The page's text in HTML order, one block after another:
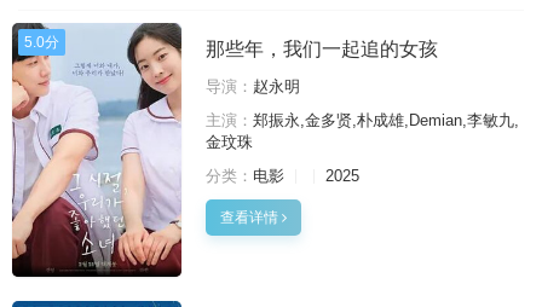
5.0分 那些年，我们一起追的女孩
导演： 赵永明
主演： 郑振永,金多贤,朴成雄,Demian,李敏九,
金玟珠
分类： 电影 2025
查看详情